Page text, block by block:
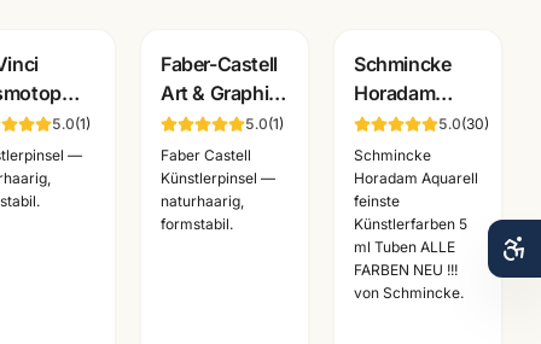
5530 ·
5.0(1)
—
Faber-Castell
Art & Graphic
Wassertankpinsel
· Water Brush
· versch.
Groessen
5.0(1)
Faber Castell
Künstlerpinsel —
naturhaarig,
formstabil.
Schmincke
Horadam
Aquarell 5ml ·
feinste
Künstlerfarben
· alle Farben
Mannheim
5.0(30)
Schmincke
Horadam Aquarell
feinste
Künstlerfarben 5
ml Tuben ALLE
FARBEN NEU !!!
von Schmincke.